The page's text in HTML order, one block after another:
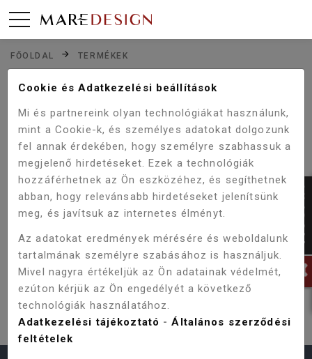
FŐOLDAL TERMÉKEK
TERMÉKEINK
SZŰRŐ
Cookie és Adatkezelési beállítások
Mi és partnereink olyan technológiákat használunk,
mint a Cookie-k, és személyes adatokat dolgozunk
fel annak érdekében, hogy személyre szabhassuk a
megjelenő hirdetéseket. Ezek a technológiák
hozzáférhetnek az Ön eszközéhez, és segíthetnek
abban, hogy relevánsabb hirdetéseket jelenítsünk
meg, és javítsuk az internetes élményt.
Az adatokat eredmények mérésére és weboldalunk
tartalmának személyre szabásához is használjuk.
Mivel nagyra értékeljük az Ön adatainak védelmét,
ezúton kérjük az Ön engedélyét a következő
technológiák használatához.
Adatkezelési tájékoztató -Általános szerződési
feltételek